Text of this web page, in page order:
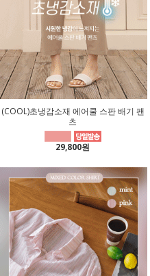
(COOL)초냉감소재 에어쿨 스판 배기 팬
츠
29,800원